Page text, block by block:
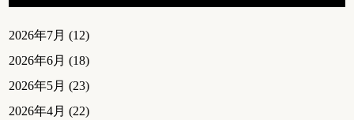
2026年7月 (12)
2026年6月 (18)
2026年5月 (23)
2026年4月 (22)